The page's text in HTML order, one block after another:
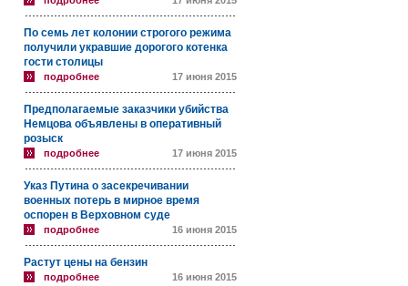
По семь лет колонии строгого режима
получили укравшие дорогого котенка
гости столицы
подробнее 17 июня 2015
Предполагаемые заказчики убийства
Немцова объявлены в оперативный
розыск
подробнее 17 июня 2015
Указ Путина о засекречивании
военных потерь в мирное время
оспорен в Верховном суде
подробнее 16 июня 2015
Растут цены на бензин
подробнее 16 июня 2015